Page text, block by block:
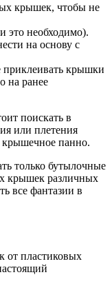
крышек, чтобы не
это необходимо).
на основу с
приклеивать крышки
на ранее
поискать в
или плетения
панно.
только бутылочные
крышек различных
все фантазии в
от пластиковых